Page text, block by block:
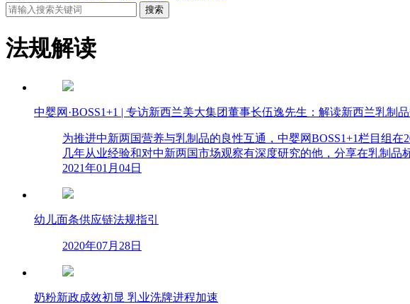
搜索
法规解读
中婴网·BOSS1+1 | 专访新西兰美大集团董事长伍逸先生：解读新西兰乳制
为推进中新两国营养与乳制品的良性互通，中婴网BOSS1+1栏目组
几年从业经验和对中新两国市场观察有深度研究的他，分享在乳制品
2021年01月04日
幼儿面条供应链法规指引
2020年07月28日
奶粉新政成效初显 乳业洗牌进程加速